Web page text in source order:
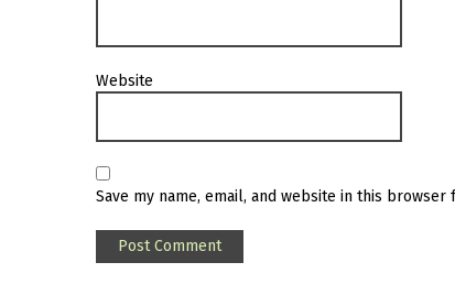
Website
Save my name, email, and website in this